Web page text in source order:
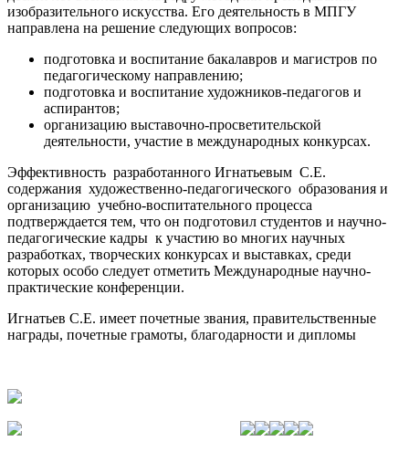
изобразительного искусства. Его деятельность в МПГУ
направлена на решение следующих вопросов:
подготовка и воспитание бакалавров и магистров по
педагогическому направлению;
подготовка и воспитание художников-педагогов и
аспирантов;
организацию выставочно-просветительской
деятельности, участие в международных конкурсах.
Эффективность разработанного Игнатьевым С.Е.
содержания художественно-педагогического образования и
организацию учебно-воспитательного процесса
подтверждается тем, что он подготовил студентов и научно-
педагогические кадры к участию во многих научных
разработках, творческих конкурсах и выставках, среди
которых особо следует отметить Международные научно-
практические конференции.
Игнатьев С.Е. имеет почетные звания, правительственные
награды, почетные грамоты, благодарности и дипломы